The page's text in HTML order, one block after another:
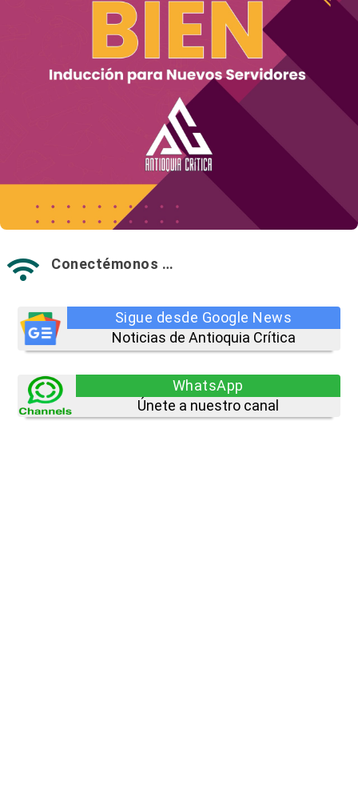
 Conectémonos …
Sigue desde Google News
Noticias de Antioquia Crítica
WhatsApp
Únete a nuestro canal